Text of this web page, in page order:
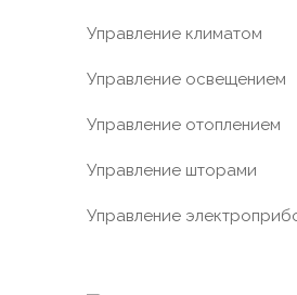
Управление климатом
Управление освещением
Управление отоплением
Управление шторами
Управление